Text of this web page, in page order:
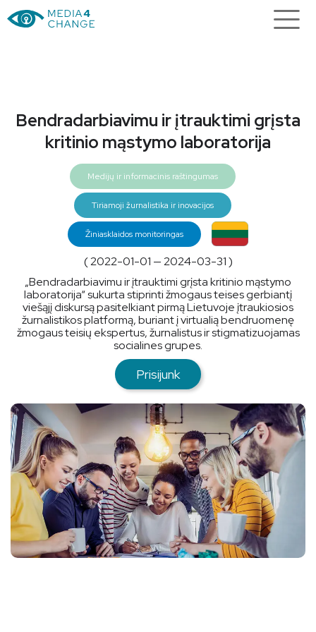
Bendradarbiavimu ir įtrauktimi grįsta
kritinio mąstymo laboratorija
Medijų ir informacinis raštingumas
Tiriamoji žurnalistika ir inovacijos
Žiniasklaidos monitoringas
( 2022-01-01 — 2024-03-31 )
„Bendradarbiavimu ir įtrauktimi grįsta kritinio mąstymo
laboratorija“ sukurta stiprinti žmogaus teises gerbiantį
viešąjį diskursą pasitelkiant pirmą Lietuvoje įtraukiosios
žurnalistikos platformą, buriant į virtualią bendruomenę
žmogaus teisių ekspertus, žurnalistus ir stigmatizuojamas
socialines grupes.
Prisijunk